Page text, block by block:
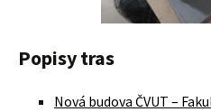
Popisy tras
Nová budova ČVUT –